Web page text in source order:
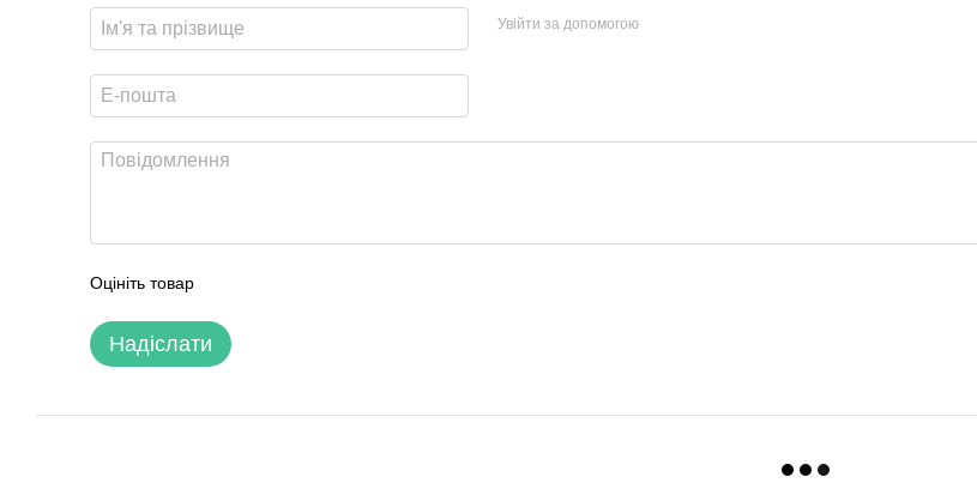
Увійти за допомогою
Оцініть товар
Надіслати